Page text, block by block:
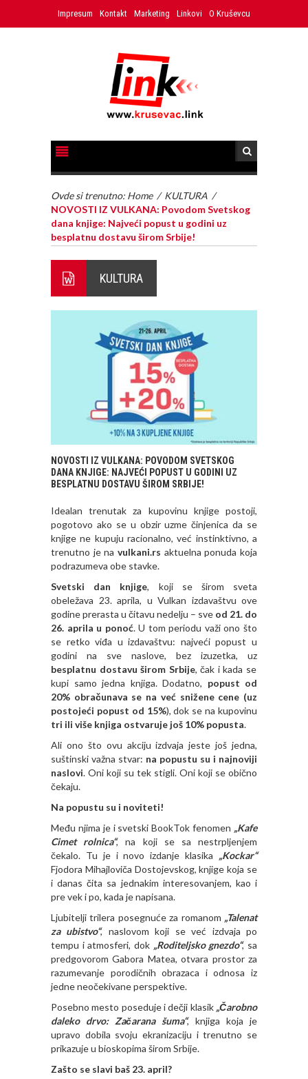
Impresum Kontakt Marketing Linkovi O Kruševcu
Ovde si trenutno: Home / KULTURA /
NOVOSTI IZ VULKANA: Povodom Svetskog
dana knjige: Najveći popust u godini uz
besplatnu dostavu širom Srbije!
KULTURA
NOVOSTI IZ VULKANA: POVODOM SVETSKOG
DANA KNJIGE: NAJVEĆI POPUST U GODINI UZ
BESPLATNU DOSTAVU ŠIROM SRBIJE!
Idealan trenutak za kupovinu knjige postoji,
pogotovo ako se u obzir uzme činjenica da se
knjige ne kupuju racionalno, već instinktivno, a
trenutno je na vulkani.rs aktuelna ponuda koja
podrazumeva obe stavke.
Svetski dan knjige, koji se širom sveta
obeležava 23. aprila, u Vulkan izdavaštvu ove
godine prerasta u čitavu nedelju – sve od 21. do
26. aprila u ponoć. U tom periodu važi ono što
se retko viđa u izdavaštvu: najveći popust u
godini na sve naslove, bez izuzetka, uz
besplatnu dostavu širom Srbije, čak i kada se
kupi samo jedna knjiga. Dodatno, popust od
20% obračunava se na već snižene cene (uz
postojeći popust od 15%), dok se na kupovinu
tri ili više knjiga ostvaruje još 10% popusta.
Ali ono što ovu akciju izdvaja jeste još jedna,
suštinski važna stvar: na popustu su i najnoviji
naslovi. Oni koji su tek stigli. Oni koji se obično
čekaju.
Na popustu su i noviteti!
Među njima je i svetski BookTok fenomen „Kafe
Cimet rolnica“, na koji se sa nestrpljenjem
čekalo. Tu je i novo izdanje klasika „Kockar“
Fjodora Mihajloviča Dostojevskog, knjige koja se
i danas čita sa jednakim interesovanjem, kao i
pre vek i po, kada je napisana.
Ljubitelji trilera posegnuće za romanom „Talenat
za ubistvo“, naslovom koji se već izdvaja po
tempu i atmosferi, dok „Roditeljsko gnezdo“, sa
predgovorom Gabora Matea, otvara prostor za
razumevanje porodičnih obrazaca i odnosa iz
jedne neočekivane perspektive.
Posebno mesto poseduje i dečji klasik „Čarobno
daleko drvo: Začarana šuma“, knjiga koja je
upravo dobila svoju ekranizaciju i trenutno se
prikazuje u bioskopima širom Srbije.
Zašto se slavi baš 23. april?